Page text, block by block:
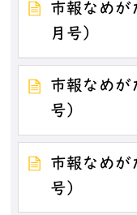
市報なめ
月号）
市報なめ
号）
市報なめ
号）